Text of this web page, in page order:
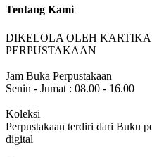
Tentang Kami
DIKELOLA OLEH
PERPUSTAKAAN
Jam Buka Perpustakaan
Senin - Jumat : 08.00 - 16.00
Koleksi
Perpustakaan terdiri dari Buku
digital